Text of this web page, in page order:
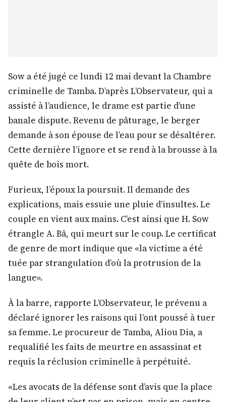
Sow a été jugé ce lundi 12 mai devant la Chambre
criminelle de Tamba. D’après L’Observateur, qui a
assisté à l’audience, le drame est partie d’une
banale dispute. Revenu de pâturage, le berger
demande à son épouse de l’eau pour se désaltérer.
Cette dernière l’ignore et se rend à la brousse à la
quête de bois mort.
Furieux, l’époux la poursuit. Il demande des
explications, mais essuie une pluie d’insultes. Le
couple en vient aux mains. C’est ainsi que H. Sow
étrangle A. Bâ, qui meurt sur le coup. Le certificat
de genre de mort indique que «la victime a été
tuée par strangulation d’où la protrusion de la
langue».
À la barre, rapporte L’Observateur, le prévenu a
déclaré ignorer les raisons qui l’ont poussé à tuer
sa femme. Le procureur de Tamba, Aliou Dia, a
requalifié les faits de meurtre en assassinat et
requis la réclusion criminelle à perpétuité.
«Les avocats de la défense sont d’avis que la place